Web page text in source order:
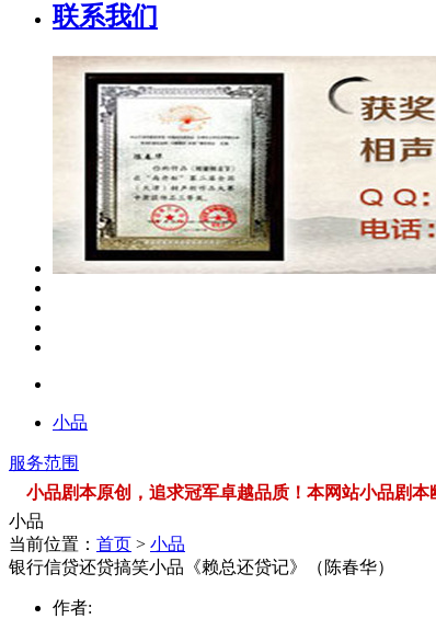
联系我们
小品
服务范围
小品剧本原创，追求冠军卓越品质！本网站小品剧
小品
当前位置： 首页 > 小品
银行信贷还贷搞笑小品《赖总还贷记》（陈春华）
作者: